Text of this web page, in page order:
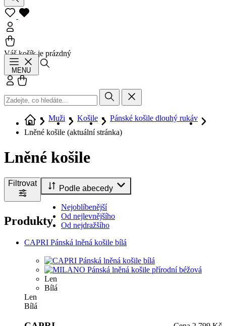
Váš košík je prázdný
MENU
Přihlásit se
Muži Košile
Pánské košile dlouhý rukáv
Lněné košile (aktuální stránka)
Lněné košile
Filtrovat
Podle abecedy
Nejoblíbenější
Od nejlevnějšího
Od nejdražšího
Produkty
CAPRI Pánská lněná košile bílá
Len
Bílá
Len
Bílá